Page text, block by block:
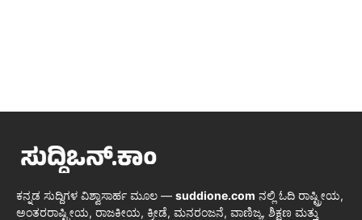
ಕನ್ನಡ ಸುದ್ದಿಗಳ ವಿಶ್ವಾಸಾರ್ಹ ಮೂಲ — suddione.com ನಲ್ಲಿ ಓದಿ ರಾಷ್ಟ್ರೀಯ,
ಅಂತರರಾಷ್ಟ್ರೀಯ, ರಾಜಕೀಯ, ಕ್ರೀಡೆ, ಮನರಂಜನೆ, ವಾಣಿಜ್ಯ, ಶಿಕ್ಷಣ ಮತ್ತು